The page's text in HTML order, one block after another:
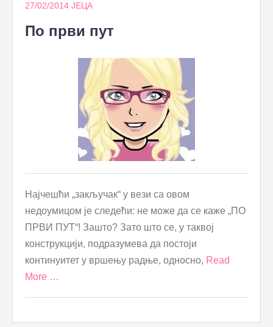
27/02/2014 ЈЕЦА
По први пут
Најчешћи „закључак“ у вези са овом
недоумицом је следећи: не може да се каже „ПО
ПРВИ ПУТ“! Зашто? Зато што се, у таквој
конструкцији, подразумева да постоји
континуитет у вршењу радње, односно, Read
More …